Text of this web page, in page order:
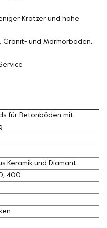
Kratzer und hohe
Granit- und Marmorböden.
für Betonböden mit
Keramik und Diamant
400